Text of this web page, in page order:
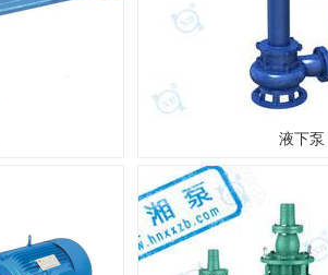
液下泵